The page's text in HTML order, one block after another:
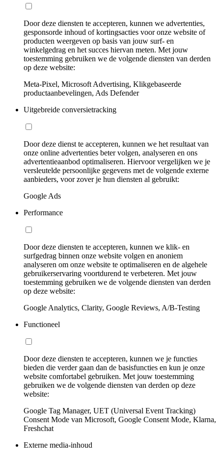
Door deze diensten te accepteren, kunnen we advertenties,
gesponsorde inhoud of kortingsacties voor onze website of
producten weergeven op basis van jouw surf- en
winkelgedrag en het succes hiervan meten. Met jouw
toestemming gebruiken we de volgende diensten van derden
op deze website:
Meta-Pixel, Microsoft Advertising, Klikgebaseerde
productaanbevelingen, Ads Defender
Uitgebreide conversietracking
Door deze dienst te accepteren, kunnen we het resultaat van
onze online advertenties beter volgen, analyseren en ons
advertentieaanbod optimaliseren. Hiervoor vergelijken we je
versleutelde persoonlijke gegevens met de volgende externe
aanbieders, voor zover je hun diensten al gebruikt:
Google Ads
Performance
Door deze diensten te accepteren, kunnen we klik- en
surfgedrag binnen onze website volgen en anoniem
analyseren om onze website te optimaliseren en de algehele
gebruikerservaring voortdurend te verbeteren. Met jouw
toestemming gebruiken we de volgende diensten van derden
op deze website:
Google Analytics, Clarity, Google Reviews, A/B-Testing
Functioneel
Door deze diensten te accepteren, kunnen we je functies
bieden die verder gaan dan de basisfuncties en kun je onze
website comfortabel gebruiken. Met jouw toestemming
gebruiken we de volgende diensten van derden op deze
website:
Google Tag Manager, UET (Universal Event Tracking)
Consent Mode van Microsoft, Google Consent Mode, Klarna,
Freshchat
Externe media-inhoud